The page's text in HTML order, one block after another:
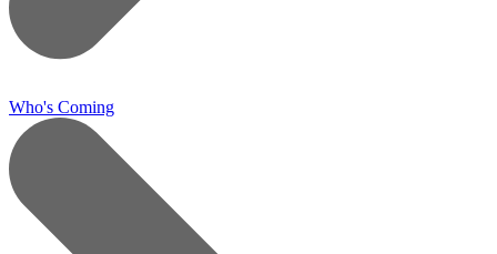
Who's Coming